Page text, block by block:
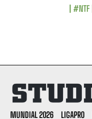
#NTF
MUNDIAL 2026 LIGAPRO